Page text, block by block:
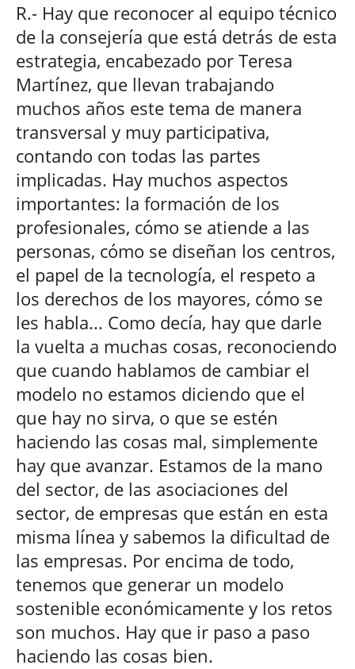
R.- Hay que reconocer al equipo técnico
de la consejería que está detrás de esta
estrategia, encabezado por Teresa
Martínez, que llevan trabajando
muchos años este tema de manera
transversal y muy participativa,
contando con todas las partes
implicadas. Hay muchos aspectos
importantes: la formación de los
profesionales, cómo se atiende a las
personas, cómo se diseñan los centros,
el papel de la tecnología, el respeto a
los derechos de los mayores, cómo se
les habla... Como decía, hay que darle
la vuelta a muchas cosas, reconociendo
que cuando hablamos de cambiar el
modelo no estamos diciendo que el
que hay no sirva, o que se estén
haciendo las cosas mal, simplemente
hay que avanzar. Estamos de la mano
del sector, de las asociaciones del
sector, de empresas que están en esta
misma línea y sabemos la dificultad de
las empresas. Por encima de todo,
tenemos que generar un modelo
sostenible económicamente y los retos
son muchos. Hay que ir paso a paso
haciendo las cosas bien.